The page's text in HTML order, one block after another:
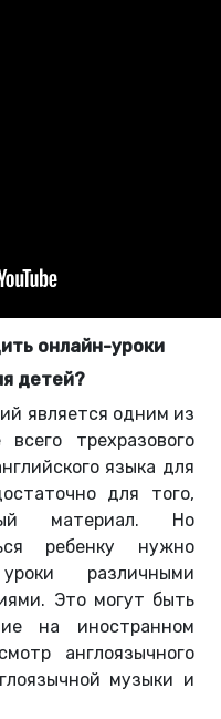
онлайн-уроки
детей?
является одним из
трехразового
языка для
для того,
материал. Но
ребенку нужно
различными
Это могут быть
на иностранном
англоязычного
музыки и